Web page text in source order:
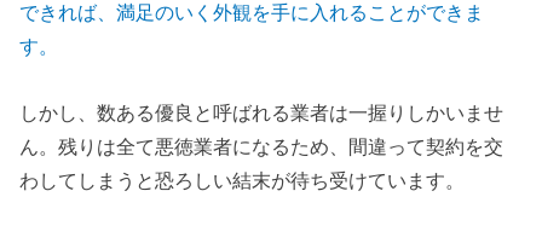
できれば、満足のいく外観を手に入れることができま
す。
しかし、数ある優良と呼ばれる業者は一握りしかいませ
ん。残りは全て悪徳業者になるため、間違って契約を交
わしてしまうと恐ろしい結末が待ち受けています。